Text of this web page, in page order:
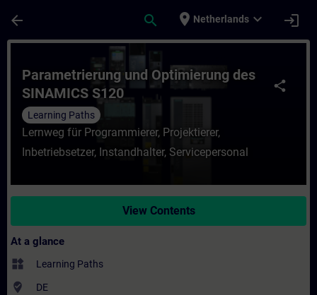
arrow_back search place Netherlands expand_more login
Course - Parametrierung und
share
Parametrierung und Optimierung des
SINAMICS S120
Learning Paths
Lernweg für Programmierer, Projektierer,
Inbetriebsetzer, Instandhalter, Servicepersonal
View Contents
At a glance
widgets Learning Paths
where_to_vote DE